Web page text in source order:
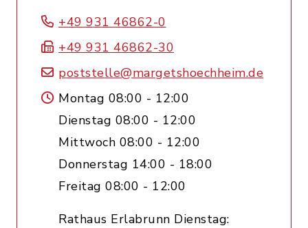
+49 931 46862-0
+49 931 46862-30
poststelle@margetshoechheim.de
Montag 08:00 - 12:00
Dienstag 08:00 - 12:00
Mittwoch 08:00 - 12:00
Donnerstag 14:00 - 18:00
Freitag 08:00 - 12:00
Rathaus Erlabrunn Dienstag: